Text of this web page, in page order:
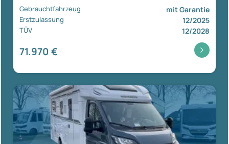
Gebrauchtfahrzeug mit Garantie
Erstzulassung 12/2025
TÜV 12/2028
71.970 €